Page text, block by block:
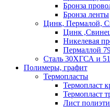
Бронза
Бронза ленты
Цинк, Пермалой,
Цинк
Никелевая
Пермаллой
Сталь 30ХГСА и 51
Полимеры, графит
Термопласты
Термопласт
Термопласт
Лист